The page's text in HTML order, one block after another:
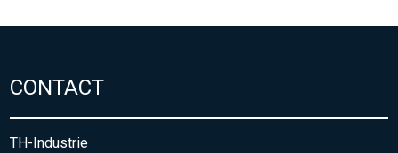
CONTACT
TH-Industrie